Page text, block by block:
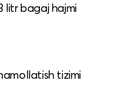
litr bagaj hajmi
tizimi